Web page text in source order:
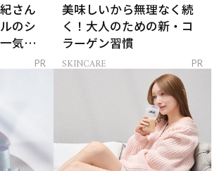
さん
のシ
気に
PR
美味しいから無理なく続
く！大人のための新・コ
ラーゲン習慣
SKINCARE PR